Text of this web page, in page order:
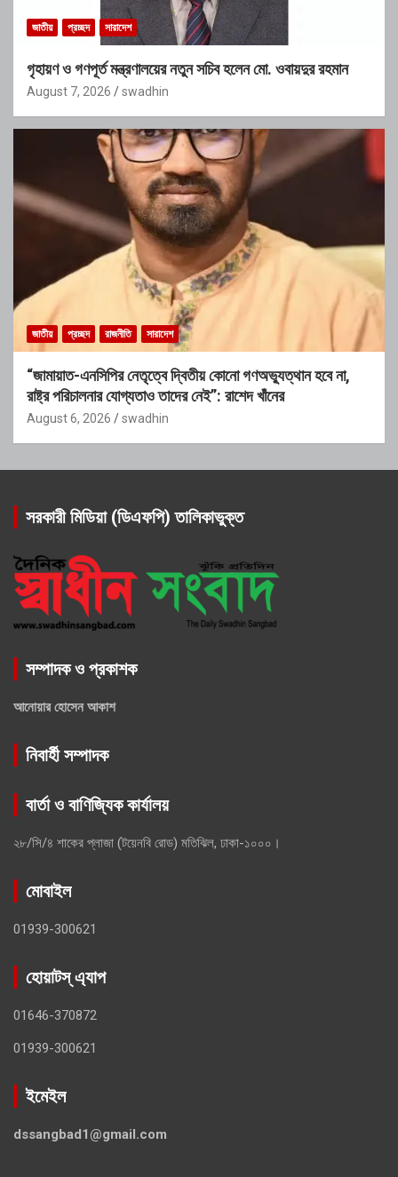
জাতীয় প্রচ্ছদ সারাদেশ
গৃহায়ণ ও গণপূর্ত মন্ত্রণালয়ের নতুন সচিব হলেন মো. ওবায়দুর রহমান
August 7, 2026 swadhin
জাতীয় প্রচ্ছদ রাজনীতি সারাদেশ
“জামায়াত-এনসিপির নেতৃত্বে দ্বিতীয় কোনো গণঅভ্যুত্থান হবে না,
রাষ্ট্র পরিচালনার যোগ্যতাও তাদের নেই”: রাশেদ খাঁনের
August 6, 2026 swadhin
সরকারী মিডিয়া (ডিএফপি) তালিকাভুক্ত
সম্পাদক ও প্রকাশক
আনোয়ার হোসেন আকাশ
নিবার্হী সম্পাদক
বার্তা ও বাণিজ্যিক কার্যালয়
২৮/সি/৪ শাকের প্লাজা (টয়েনবি রোড) মতিঝিল, ঢাকা-১০০০।
মোবাইল
01939-300621
হোয়াটস্ এ্যাপ
01646-370872
01939-300621
ইমেইল
dssangbad1@gmail.com